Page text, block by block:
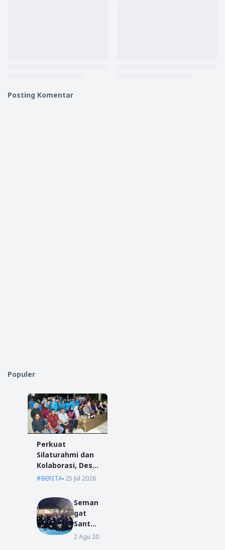
Posting Komentar
Populer
Perkuat
Silaturahmi dan
Kolaborasi, Desa
Antibar Sambut
IAIN Pontianak
dan UM
Pontianak
BERITA 25 Jul 2026
Seman
gat
Santri
Baru
BERITA
2 Agu 2026